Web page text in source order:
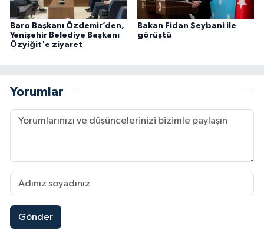
Baro Başkanı Özdemir’den,
Yenişehir Belediye Başkanı
Özyiğit'e ziyaret
Bakan Fidan Şeybani ile
görüştü
Yorumlar
Gönder